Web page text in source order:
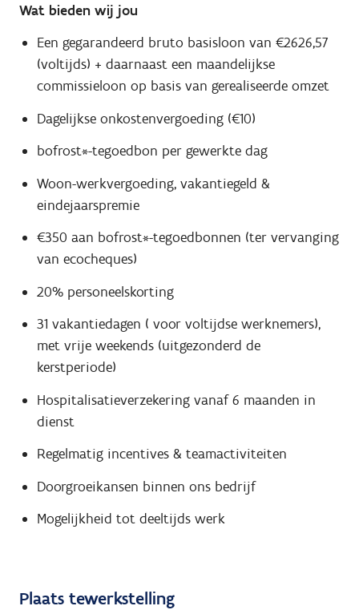
Wat bieden wij jou
Een gegarandeerd bruto basisloon van €2626,57
(voltijds) + daarnaast een maandelijkse
commissieloon op basis van gerealiseerde omzet
Dagelijkse onkostenvergoeding (€10)
bofrost*-tegoedbon per gewerkte dag
Woon-werkvergoeding, vakantiegeld &
eindejaarspremie
€350 aan bofrost*-tegoedbonnen (ter vervanging
van ecocheques)
20% personeelskorting
31 vakantiedagen ( voor voltijdse werknemers),
met vrije weekends (uitgezonderd de
kerstperiode)
Hospitalisatieverzekering vanaf 6 maanden in
dienst
Regelmatig incentives & teamactiviteiten
Doorgroeikansen binnen ons bedrijf
Mogelijkheid tot deeltijds werk
Plaats tewerkstelling